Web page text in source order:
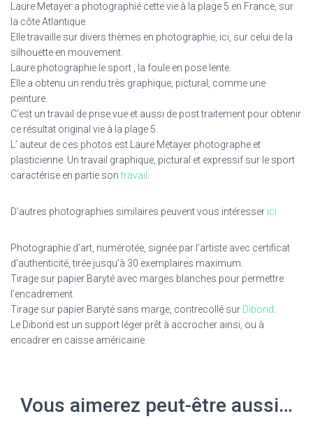
Laure Metayer a photographié cette vie à la plage 5 en France, sur
la côte Atlantique.
Elle travaille sur divers thèmes en photographie, ici, sur celui de la
silhouette en mouvement.
Laure photographie le sport , la foule en pose lente.
Elle a obtenu un rendu très graphique, pictural, comme une
peinture.
C’est un travail de prise vue et aussi de post traitement pour obtenir
ce résultat original vie à la plage 5.
L’ auteur de ces photos est Laure Metayer photographe et
plasticienne. Un travail graphique, pictural et expressif sur le sport
caractérise en partie sontravail
D’autres photographies similaires peuvent vous intéresser ici
Photographie d’art, numérotée, signée par l’artiste avec certificat
d’authenticité, tirée jusqu’à 30 exemplaires maximum.
Tirage sur papier Baryté avec marges blanches pour permettre
l’encadrement.
Tirage sur papier Baryté sans marge, contrecollé sur Dibond
Le Dibond est un support léger prêt à accrocher ainsi, ou à
encadrer en caisse américaine.
Vous aimerez peut-être aussi…